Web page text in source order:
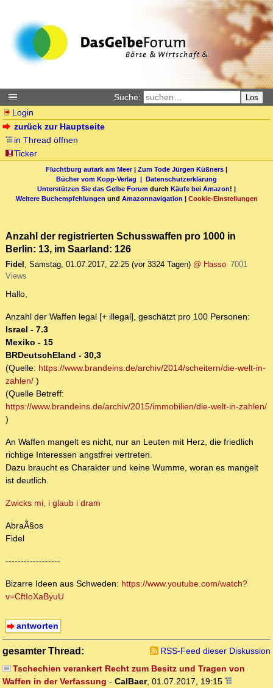
Suche: Los
Login
zurück zur Hauptseite
in Thread öffnen
Ticker
Fluchtburg autark am Meer| Zum Tode Jürgen Küßners |
Bücher vom Kopp-Verlag | Datenschutzerklärung
Unterstützen Sie das Gelbe Forum durch Käufe bei Amazon! |
Weitere Buchempfehlungen und Amazonnavigation | Cookie-Einstellungen
Anzahl der registrierten Schusswaffen pro 1000 in
Berlin: 13, im Saarland: 126
Fidel , Samstag, 01.07.2017, 22:25 (vor 3324 Tagen) @ Hasso 7001
Views
Hallo,
Anzahl der Waffen legal [+ illegal], geschätzt pro 100 Personen:
Israel - 7.3
Mexiko - 15
BRDeutschEland - 30,3
(Quelle: https://www.brandeins.de/archiv/2014/scheitern/die-welt-in-
zahlen/ )
(Quelle Betreff:
https://www.brandeins.de/archiv/2015/immobilien/die-welt-in-zahlen/
)
An Waffen mangelt es nicht, nur an Leuten mit Herz, die friedlich
richtige Interessen angstfrei vertreten.
Dazu braucht es Charakter und keine Wumme, woran es mangelt
ist deutlich.
Zwicks mi, i glaub i dram
AbraÃ§os
Fidel
------------------
Bizarre Ideen aus Schweden: https://www.youtube.com/watch?
v=CftIoXaByuU
antworten
gesamter Thread:
RSS-Feed dieser Diskussion
Tschechien verankert Recht zum Besitz und Tragen von
Waffen in der Verfassung - CalBaer, 01.07.2017, 19:15